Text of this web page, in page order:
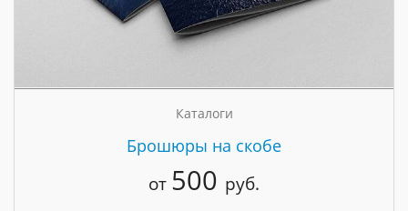
Каталоги
Брошюры на скобе
от 500 руб.